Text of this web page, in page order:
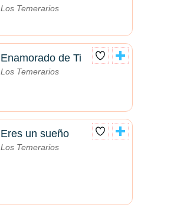
Los Temerarios
Enamorado de Ti
Los Temerarios
Eres un sueño
Los Temerarios